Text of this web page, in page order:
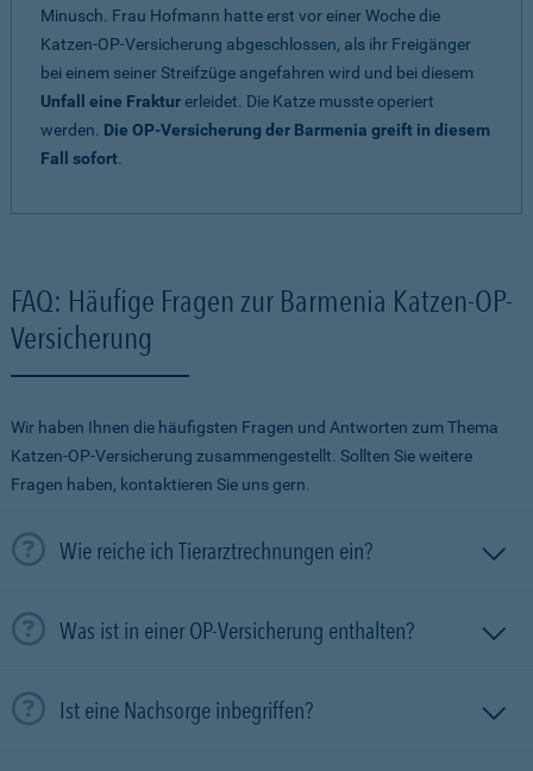
Minusch. Frau Hofmann hatte erst vor einer Woche die
Katzen-OP-Versicherung abgeschlossen, als ihr Freigänger
bei einem seiner Streifzüge angefahren wird und bei diesem
Unfall eine Frakturerleidet. Die Katze musste operiert
werden. Die OP-Versicherung der Barmenia greift in diesem
Fall sofort.
FAQ: Häufige Fragen zur Barmenia Katzen-OP-
Versicherung
Wir haben Ihnen die häufigsten Fragen und Antworten zum Thema
Katzen-OP-Versicherung zusammengestellt. Sollten Sie weitere
Fragen haben, kontaktieren Sie uns gern.
Wie reiche ich Tierarztrechnungen ein?
Was ist in einer OP-Versicherung enthalten?
Ist eine Nachsorge inbegriffen?